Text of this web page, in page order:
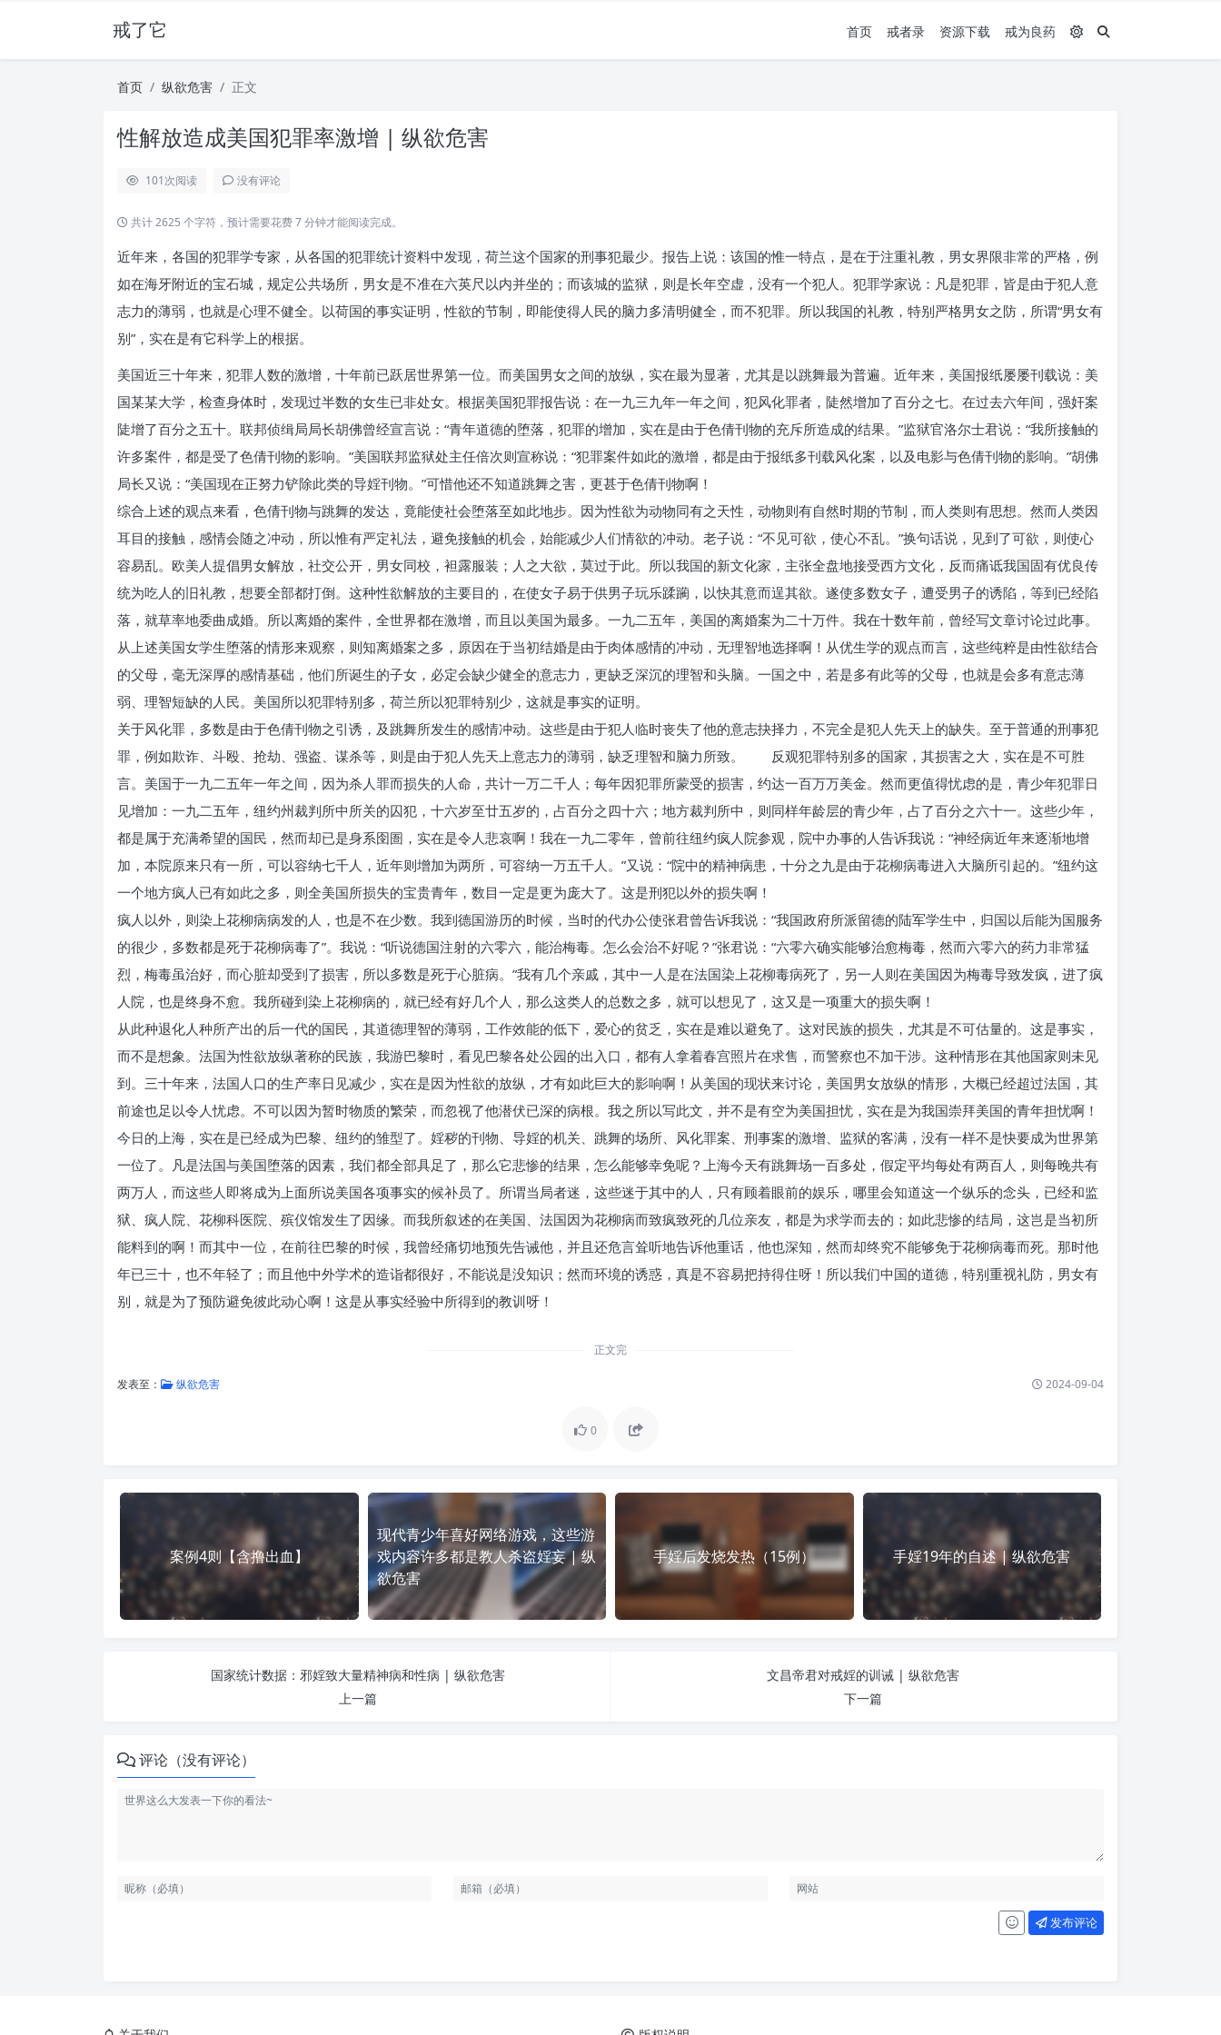
戒了它 首页 戒者录 资源下载 戒为良药
首页 纵欲危害 正文
性解放造成美国犯罪率激增 | 纵欲危害
101次阅读 没有评论
共计 2625 个字符，预计需要花费 7 分钟才能阅读完成。
近年来，各国的犯罪学专家，从各国的犯罪统计资料中发现，荷兰这个国家的刑事犯最少。报告上说：该国的惟一特点，是在于注重礼教，男女界限非常的严格，例
如在海牙附近的宝石城，规定公共场所，男女是不准在六英尺以内并坐的；而该城的监狱，则是长年空虚，没有一个犯人。犯罪学家说：凡是犯罪，皆是由于犯人意
志力的薄弱，也就是心理不健全。以荷国的事实证明，性欲的节制，即能使得人民的脑力多清明健全，而不犯罪。所以我国的礼教，特别严格男女之防，所谓“男女有
别”，实在是有它科学上的根据。
美国近三十年来，犯罪人数的激增，十年前已跃居世界第一位。而美国男女之间的放纵，实在最为显著，尤其是以跳舞最为普遍。近年来，美国报纸屡屡刊载说：美
国某某大学，检查身体时，发现过半数的女生已非处女。根据美国犯罪报告说：在一九三九年一年之间，犯风化罪者，陡然增加了百分之七。在过去六年间，强奸案
陡增了百分之五十。联邦侦缉局局长胡佛曾经宣言说：“青年道德的堕落，犯罪的增加，实在是由于色倩刊物的充斥所造成的结果。”监狱官洛尔士君说：“我所接触的
许多案件，都是受了色倩刊物的影响。”美国联邦监狱处主任倍次则宣称说：“犯罪案件如此的激增，都是由于报纸多刊载风化案，以及电影与色倩刊物的影响。”胡佛
局长又说：“美国现在正努力铲除此类的导婬刊物。”可惜他还不知道跳舞之害，更甚于色倩刊物啊！
综合上述的观点来看，色倩刊物与跳舞的发达，竟能使社会堕落至如此地步。因为性欲为动物同有之天性，动物则有自然时期的节制，而人类则有思想。然而人类因
耳目的接触，感情会随之冲动，所以惟有严定礼法，避免接触的机会，始能减少人们情欲的冲动。老子说：“不见可欲，使心不乱。”换句话说，见到了可欲，则使心
容易乱。欧美人提倡男女解放，社交公开，男女同校，袒露服装；人之大欲，莫过于此。所以我国的新文化家，主张全盘地接受西方文化，反而痛诋我国固有优良传
统为吃人的旧礼教，想要全部都打倒。这种性欲解放的主要目的，在使女子易于供男子玩乐蹂躏，以快其意而逞其欲。遂使多数女子，遭受男子的诱陷，等到已经陷
落，就草率地委曲成婚。所以离婚的案件，全世界都在激增，而且以美国为最多。一九二五年，美国的离婚案为二十万件。我在十数年前，曾经写文章讨论过此事。
从上述美国女学生堕落的情形来观察，则知离婚案之多，原因在于当初结婚是由于肉体感情的冲动，无理智地选择啊！从优生学的观点而言，这些纯粹是由性欲结合
的父母，毫无深厚的感情基础，他们所诞生的子女，必定会缺少健全的意志力，更缺乏深沉的理智和头脑。一国之中，若是多有此等的父母，也就是会多有意志薄
弱、理智短缺的人民。美国所以犯罪特别多，荷兰所以犯罪特别少，这就是事实的证明。
关于风化罪，多数是由于色倩刊物之引诱，及跳舞所发生的感情冲动。这些是由于犯人临时丧失了他的意志抉择力，不完全是犯人先天上的缺失。至于普通的刑事犯
罪，例如欺诈、斗殴、抢劫、强盗、谋杀等，则是由于犯人先天上意志力的薄弱，缺乏理智和脑力所致。 反观犯罪特别多的国家，其损害之大，实在是不可胜
言。美国于一九二五年一年之间，因为杀人罪而损失的人命，共计一万二千人；每年因犯罪所蒙受的损害，约达一百万万美金。然而更值得忧虑的是，青少年犯罪日
见增加：一九二五年，纽约州裁判所中所关的囚犯，十六岁至廿五岁的，占百分之四十六；地方裁判所中，则同样年龄层的青少年，占了百分之六十一。这些少年，
都是属于充满希望的国民，然而却已是身系囹圄，实在是令人悲哀啊！我在一九二零年，曾前往纽约疯人院参观，院中办事的人告诉我说：“神经病近年来逐渐地增
加，本院原来只有一所，可以容纳七千人，近年则增加为两所，可容纳一万五千人。”又说：“院中的精神病患，十分之九是由于花柳病毒进入大脑所引起的。”纽约这
一个地方疯人已有如此之多，则全美国所损失的宝贵青年，数目一定是更为庞大了。这是刑犯以外的损失啊！
疯人以外，则染上花柳病病发的人，也是不在少数。我到德国游历的时候，当时的代办公使张君曾告诉我说：“我国政府所派留德的陆军学生中，归国以后能为国服务
的很少，多数都是死于花柳病毒了”。我说：“听说德国注射的六零六，能治梅毒。怎么会治不好呢？”张君说：“六零六确实能够治愈梅毒，然而六零六的药力非常猛
烈，梅毒虽治好，而心脏却受到了损害，所以多数是死于心脏病。”我有几个亲戚，其中一人是在法国染上花柳毒病死了，另一人则在美国因为梅毒导致发疯，进了疯
人院，也是终身不愈。我所碰到染上花柳病的，就已经有好几个人，那么这类人的总数之多，就可以想见了，这又是一项重大的损失啊！
从此种退化人种所产出的后一代的国民，其道德理智的薄弱，工作效能的低下，爱心的贫乏，实在是难以避免了。这对民族的损失，尤其是不可估量的。这是事实，
而不是想象。法国为性欲放纵著称的民族，我游巴黎时，看见巴黎各处公园的出入口，都有人拿着春宫照片在求售，而警察也不加干涉。这种情形在其他国家则未见
到。三十年来，法国人口的生产率日见减少，实在是因为性欲的放纵，才有如此巨大的影响啊！从美国的现状来讨论，美国男女放纵的情形，大概已经超过法国，其
前途也足以令人忧虑。不可以因为暂时物质的繁荣，而忽视了他潜伏已深的病根。我之所以写此文，并不是有空为美国担忧，实在是为我国崇拜美国的青年担忧啊！
今日的上海，实在是已经成为巴黎、纽约的雏型了。婬秽的刊物、导婬的机关、跳舞的场所、风化罪案、刑事案的激增、监狱的客满，没有一样不是快要成为世界第
一位了。凡是法国与美国堕落的因素，我们都全部具足了，那么它悲惨的结果，怎么能够幸免呢？上海今天有跳舞场一百多处，假定平均每处有两百人，则每晚共有
两万人，而这些人即将成为上面所说美国各项事实的候补员了。所谓当局者迷，这些迷于其中的人，只有顾着眼前的娱乐，哪里会知道这一个纵乐的念头，已经和监
狱、疯人院、花柳科医院、殡仪馆发生了因缘。而我所叙述的在美国、法国因为花柳病而致疯致死的几位亲友，都是为求学而去的；如此悲惨的结局，这岂是当初所
能料到的啊！而其中一位，在前往巴黎的时候，我曾经痛切地预先告诫他，并且还危言耸听地告诉他重话，他也深知，然而却终究不能够免于花柳病毒而死。那时他
年已三十，也不年轻了；而且他中外学术的造诣都很好，不能说是没知识；然而环境的诱惑，真是不容易把持得住呀！所以我们中国的道德，特别重视礼防，男女有
别，就是为了预防避免彼此动心啊！这是从事实经验中所得到的教训呀！
正文完
发表至： 纵欲危害 2024-09-04
0
案例4则【含撸出血】
现代青少年喜好网络游戏，这些游
戏内容许多都是教人杀盗婬妄 | 纵
欲危害
手婬后发烧发热（15例） 手婬19年的自述 | 纵欲危害
国家统计数据：邪婬致大量精神病和性病 | 纵欲危害
上一篇
文昌帝君对戒婬的训诫 | 纵欲危害
下一篇
评论（没有评论）
发布评论